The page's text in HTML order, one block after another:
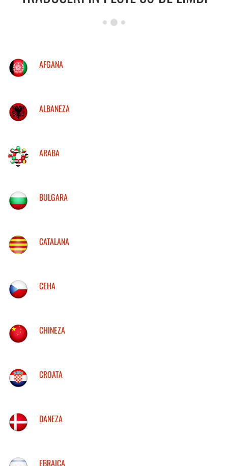
AFGANA
ALBANEZA
ARABA
BULGARA
CATALANA
CEHA
CHINEZA
CROATA
DANEZA
EBRAICA